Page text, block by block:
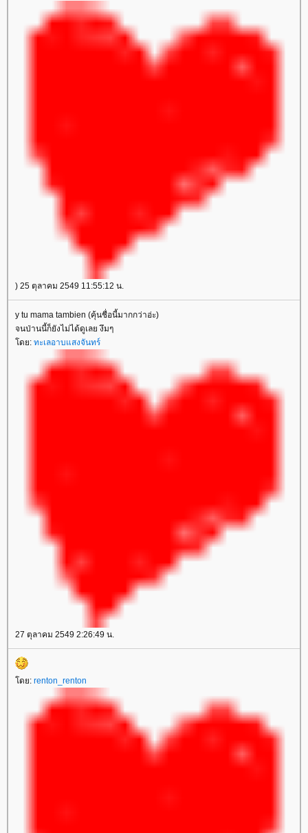
) 25 ตุลาคม 2549 11:55:12 น.
y tu mama tambien (คุ้นชื่อนี้มากกว่าอ่ะ)
จนป่านนี้ก็ยังไม่ได้ดูเลย งึมๆ
ดย: ทะเลอาบแสงจันทร์
27 ตุลาคม 2549 2:26:49 น.
ดย: renton_renton